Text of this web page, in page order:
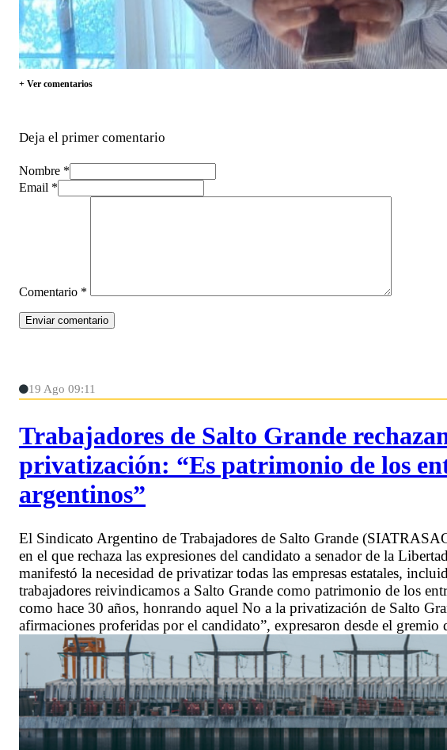
+ Ver comentarios
Deja el primer comentario
Nombre *
Email *
Comentario *
19 Ago 09:11
Trabajadores de Salto Grande
privatización: “Es patrimonio de los
argentinos”
El Sindicato Argentino de Trabajadores de Salto Grande
en el que rechaza las expresiones del candidato a senador de la
manifestó la necesidad de privatizar todas las empresas estatales,
trabajadores reivindicamos a Salto Grande como patrimonio de los
como hace 30 años, honrando aquel No a la privatización de Salto
afirmaciones proferidas por el candidato”, expresaron desde el gremio